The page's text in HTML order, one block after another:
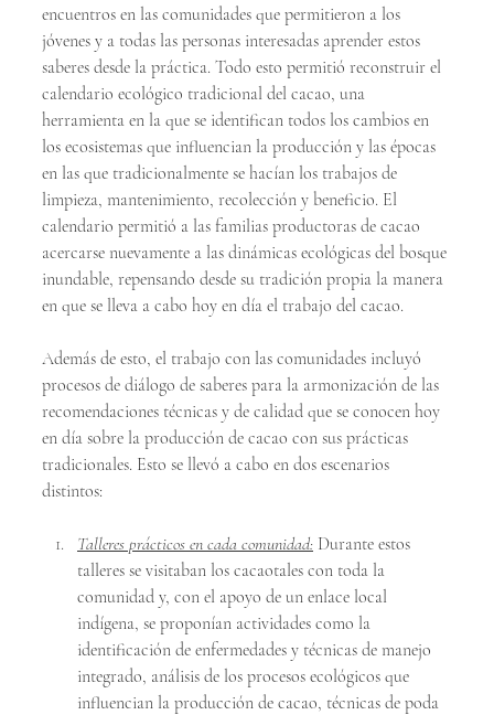
encuentros en las comunidades que permitieron a los
jóvenes y a todas las personas interesadas aprender estos
saberes desde la práctica. Todo esto permitió reconstruir el
calendario ecológico tradicional del cacao, una
herramienta en la que se identifican todos los cambios en
los ecosistemas que influencian la producción y las épocas
en las que tradicionalmente se hacían los trabajos de
limpieza, mantenimiento, recolección y beneficio. El
calendario permitió a las familias productoras de cacao
acercarse nuevamente a las dinámicas ecológicas del bosque
inundable, repensando desde su tradición propia la manera
en que se lleva a cabo hoy en día el trabajo del cacao.
Además de esto, el trabajo con las comunidades incluyó
procesos de diálogo de saberes para la armonización de las
recomendaciones técnicas y de calidad que se conocen hoy
en día sobre la producción de cacao con sus prácticas
tradicionales. Esto se llevó a cabo en dos escenarios
distintos:
Talleres prácticos en cada comunidad: Durante estos
talleres se visitaban los cacaotales con toda la
comunidad y, con el apoyo de un enlace local
indígena, se proponían actividades como la
identificación de enfermedades y técnicas de manejo
integrado, análisis de los procesos ecológicos que
influencian la producción de cacao, técnicas de poda